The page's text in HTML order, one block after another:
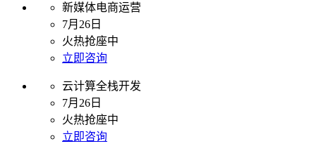
新媒体电商运营
7月26日
火热抢座中
立即咨询
云计算全栈开发
7月26日
火热抢座中
立即咨询